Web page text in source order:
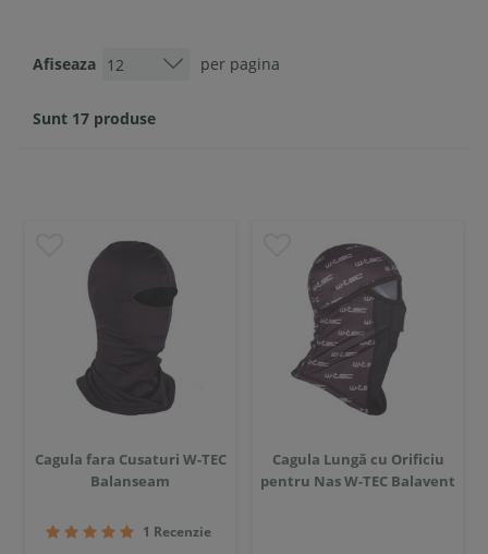
Afiseaza per pagina
Sunt 17 produse
Cagula fara Cusaturi W-TEC
Balanseam
1 Recenzie
Cagula Lungă cu Orificiu
pentru Nas W-TEC Balavent